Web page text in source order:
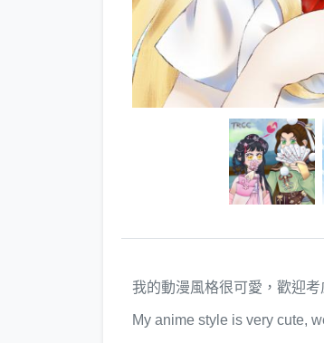
我的動漫風格很可愛，歡迎
My anime style is very cute,